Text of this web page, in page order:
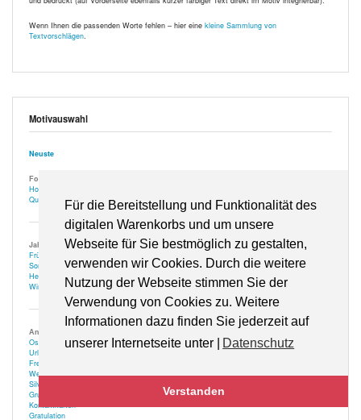
Für die Bereitstellung und Funktionalität des
digitalen Warenkorbs und um unsere
Webseite für Sie bestmöglich zu gestalten,
verwenden wir Cookies. Durch die weitere
Nutzung der Webseite stimmen Sie der
Verwendung von Cookies zu. Weitere
Informationen dazu finden Sie jederzeit auf
unserer Internetseite unter |
Datenschutz
Verstanden
Wenn Ihnen die passenden Worte fehlen – hier eine kleine Sammlung von
Textvorschlägen
Motivauswahl
Neuste
Format
Hochformat
Querformat
Jahreszeiten
Frühling
Sommer
Herbst
Winter
Anlässe
Ostern
Urlaub
Freizeit
Weihnachtszeit
Silvester | Neujahr
Grußkarten
Kontaktkarten
Gratulation